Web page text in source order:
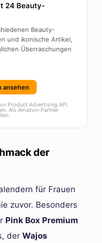
24 Beauty-
Beauty-
und ikonische Artikel,
Überraschungen
ansehen
Product Advertising API.
Als Amazon-Partner
der
für Frauen
zuvor. Besonders
Pink Box Premium
der Wajos